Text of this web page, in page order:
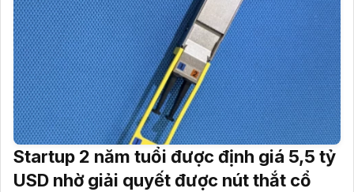
Startup 2 năm tuổi được định giá 5,5 tỷ
USD nhờ giải quyết được nút thắt cổ